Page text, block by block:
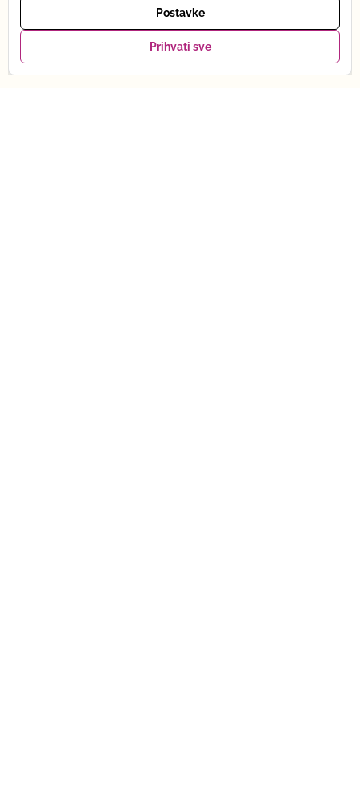
Prethodni članak
DRUGO ILI PRVO
ZAVODLJIVA
ritmu u oktobru. Hvala na razumijevanju — vidimo se
uskoro, uživo ili putem snimka. Tena :)
Postavke
Prihvati sve